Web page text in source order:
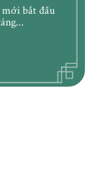
bắt đầu